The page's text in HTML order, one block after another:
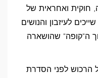
חוקית ואחראית של
לעיזבון והנושים
ה"קופה" שהושארה
הרכוש לפני הסדרת